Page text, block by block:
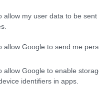
allow my user data to be
allow Google to send me
allow Google to enable
identifiers in apps.
di GalluraOggi.it
news daGoogle News